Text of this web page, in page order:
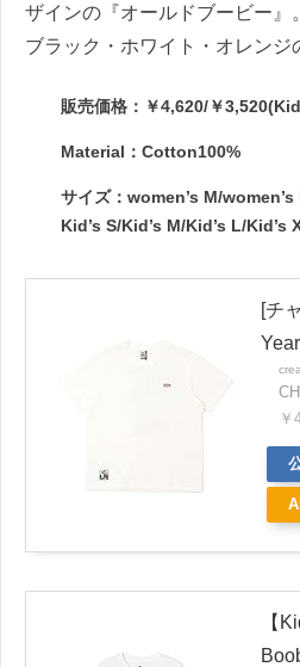
ザインの『オールドブービー』。
ブラック・ホワイト・オレンジ
販売価格：￥4,620/￥
Material：Cotton100%
サイズ：women’s M/
Kid’s S/Kid’s M/Kid’s L/Kid’s
[チ
￥
【